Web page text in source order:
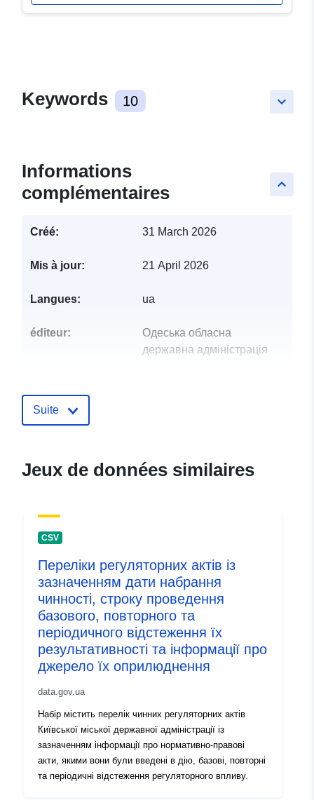
keyboard_arrow_down
Keywords 10
keyboard_arrow_up
Informations
complémentaires
Créé: 31 March 2026
Mis à jour: 21 April 2026
Langues: ua
éditeur:
Одеська обласна
державна адміністрація
contact:
catalogue:
July 2026
e00790d10d3a
uriRef:
http://data.europa.eu/88u/dataset/
ef40-4a33-bc12-e00790d10d3a
Infos sur la
version:
1.0
Suite
Jeux de données similaires
CSV
Переліки регуляторних актів із
зазначенням дати набрання
чинності, строку проведення
базового, повторного та
періодичного відстеження їх
результативності та інформації про
джерело їх оприлюднення
data.gov.ua
Набір містить перелік чинних регуляторних актів
Київської міської державної адміністрації із
зазначенням інформації про нормативно-правові
акти, якими вони були введені в дію, базові, повторні
та періодичні відстеження регуляторного впливу.